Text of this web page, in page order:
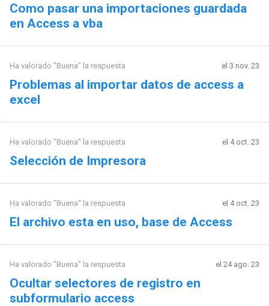
Como pasar una importaciones guardada
en Access a vba
Ha valorado "Buena" la respuesta el 3 nov. 23
Problemas al importar datos de access a
excel
Ha valorado "Buena" la respuesta el 4 oct. 23
Selección de Impresora
Ha valorado "Buena" la respuesta el 4 oct. 23
El archivo esta en uso, base de Access
Ha valorado "Buena" la respuesta el 24 ago. 23
Ocultar selectores de registro en
subformulario access